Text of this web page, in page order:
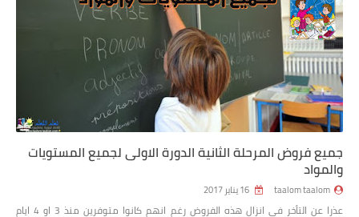
جميع فروض المرحلة الثانية الدورة الاولى لجميع المستويات
والمواد
taalom taalom
عذرا عن التأخر في انزال هذه الفروض رغم انهم كانوا متوفرين منذ 3 او 4 ايام